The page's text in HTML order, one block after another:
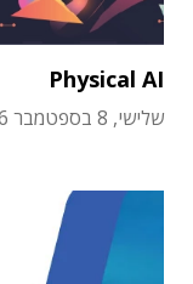
Physical AI
שלישי, 8 בספטמבר 2026